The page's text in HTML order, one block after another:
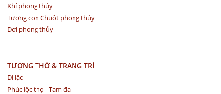
Khỉ phong thủy
Tượng con Chuột phong thủy
Dơi phong thủy
TƯỢNG THỜ & TRANG TRÍ
Di lặc
Phúc lộc thọ - Tam đa